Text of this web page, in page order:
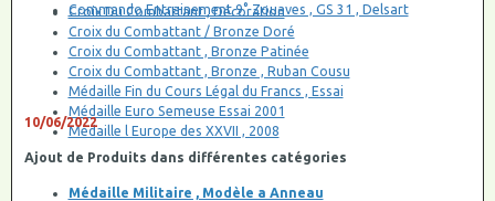
Commando Entrainement 9° Zouaves , GS 31 , Delsart
Croix Du Combattant , Décoration
Croix du Combattant / Bronze Doré
Croix du Combattant , Bronze Patinée
Croix du Combattant , Bronze , Ruban Cousu
Médaille Fin du Cours Légal du Francs , Essai
Médaille Euro Semeuse Essai 2001
Médaille l Europe des XXVII , 2008
10/06/2022
Ajout de Produits dans différentes catégories
Médaille Militaire , Modèle a Anneau